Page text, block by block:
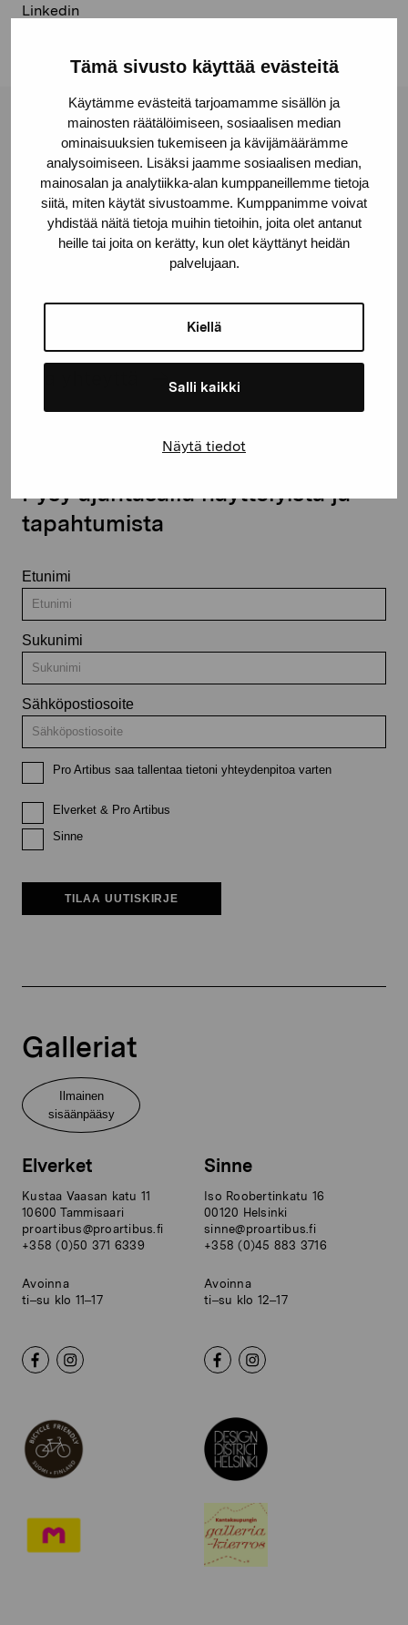
Tämä sivusto käyttää evästeitä
Käytämme evästeitä tarjoamamme sisällön ja
mainosten räätälöimiseen, sosiaalisen median
ominaisuuksien tukemiseen ja kävijämäärämme
analysoimiseen. Lisäksi jaamme sosiaalisen median,
mainosalan ja analytiikka-alan kumppaneillemme tietoja
siitä, miten käytät sivustoamme. Kumppanimme voivat
yhdistää näitä tietoja muihin tietoihin, joita olet antanut
heille tai joita on kerätty, kun olet käyttänyt heidän
palvelujaan.
Kiellä
Salli kaikki
Näytä tiedot
Linkedin
Pro Artibus -säätiö
Kustaa Vaasan katu 11
10600 Tammisaari
proartibus@proartibus.fi
Pysy ajantasalla näyttelyistä ja
tapahtumista
Etunimi
Sukunimi
Sähköpostiosoite
Pro Artibus saa tallentaa tietoni yhteydenpitoa varten
Elverket & Pro Artibus
Sinne
TILAA UUTISKIRJE
Galleriat
Ilmainen
sisäänpääsy
Elverket
Kustaa Vaasan katu 11
10600 Tammisaari
proartibus@proartibus.fi
+358 (0)50 371 6339
Avoinna
ti–su klo 11–17
Sinne
Iso Roobertinkatu 16
00120 Helsinki
sinne@proartibus.fi
+358 (0)45 883 3716
Avoinna
ti–su klo 12–17